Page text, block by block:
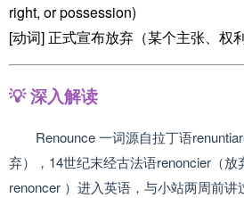
right, or possession)
[动词] 正式宣布放弃（某个主张、权
💡 深入解读
Renounce 一词源自拉丁语
弃），14世纪末经古法语renoncier（放
renoncer ）进入英语，与小站两周前讲